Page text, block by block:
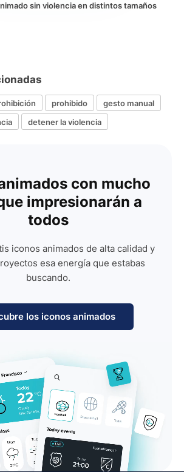
sin violencia en distintos tamaños
prohibido
gesto manual
detener la violencia
con mucho
impresionarán a
todos
iconos animados de alta calidad y
esa energía que estabas
buscando.
los iconos animados